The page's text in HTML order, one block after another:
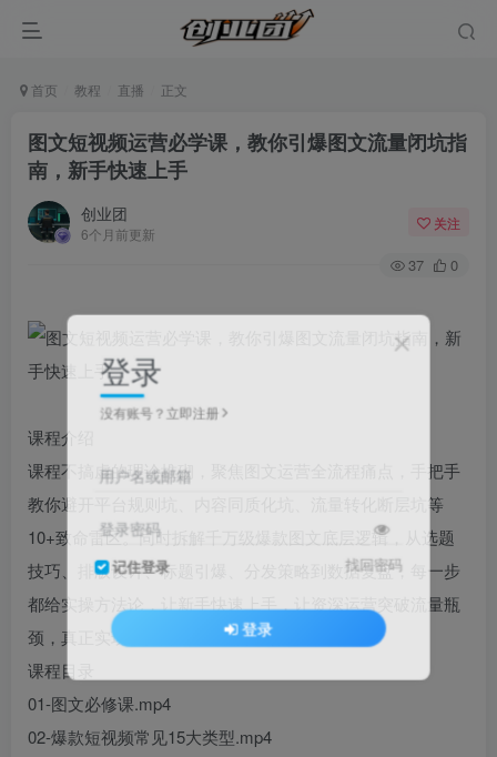
首页 教程 直播 正文
图文短视频运营必学课，教你引爆图文流量闭坑指
南，新手快速上手
创业团
6个月前更新
关注
37 0
课程介绍
课程不搞虚的理论堆砌，聚焦图文运营全流程痛点，手把手
教你避开平台规则坑、内容同质化坑、流量转化断层坑等
10+致命雷区。同时拆解千万级爆款图文底层逻辑，从选题
技巧、排版设计、标题引爆、分发策略到数据复盘，每一步
都给实操方法论，让新手快速上手，让资深运营突破流量瓶
颈，真正实现“内容发出去，流量引进来”！
课程目录
01-图文必修课.mp4
02-爆款短视频常见15大类型.mp4
登录
没有账号？立即注册
用户名或邮箱
登录密码
记住登录 找回密码
登录